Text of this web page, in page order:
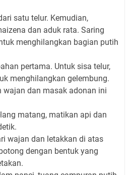
satu telur. Kemudian,
dan aduk rata. Saring
menghilangkan bagian putih
pertama. Untuk sisa telur,
menghilangkan gelembung.
wajan dan masak adonan ini
matang, matikan api dan
wajan dan letakkan di atas
dengan bentuk yang